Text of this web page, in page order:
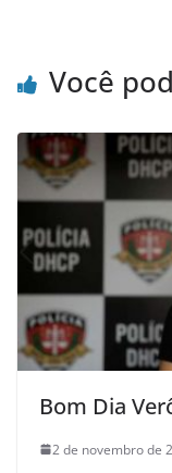
Você
Bom Dia
2 de novembro de